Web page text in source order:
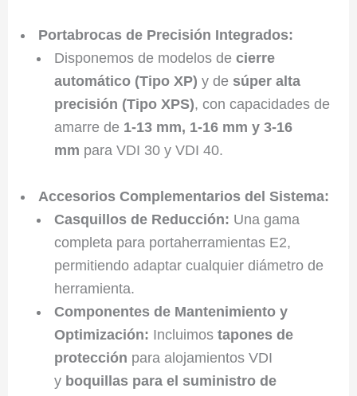
Portabrocas de Precisión Integrados:
Disponemos de modelos de cierre
automático (Tipo XP) y de súper alta
precisión (Tipo XPS), con capacidades de
amarre de 1-13 mm, 1-16 mm y 3-16
mm para VDI 30 y VDI 40.
Accesorios Complementarios del Sistema:
Casquillos de Reducción: Una gama
completa para portaherramientas E2,
permitiendo adaptar cualquier diámetro de
herramienta.
Componentes de Mantenimiento y
Optimización: Incluimos tapones de
protección para alojamientos VDI
y boquillas para el suministro de